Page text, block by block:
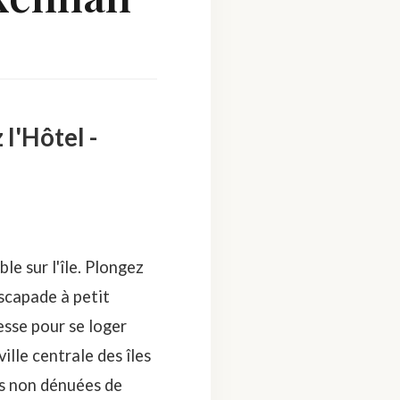
l'Hôtel -
sur l'île. Plongez
à petit
pour se loger
centrale des îles
non dénuées de